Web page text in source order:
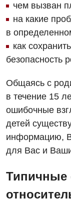
чем вызван
на какие
в
как
безопасность
Общаясь с
в течение 15
ошибочные
детей
информацию,
для Вас и
Типичные